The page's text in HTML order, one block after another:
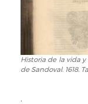
de
Prudencia
Sandoval.
1618.
Historia
de
Historia de la vida
de Sandoval. 1618.